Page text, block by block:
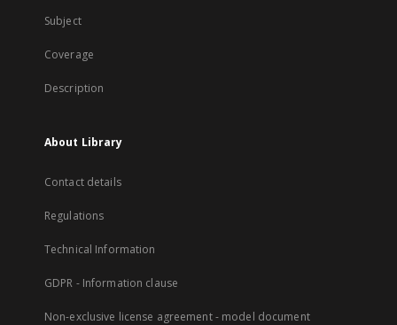
Subject
Coverage
Description
About Library
Contact details
Regulations
Technical Information
GDPR - Information clause
Non-exclusive license agreement - model document